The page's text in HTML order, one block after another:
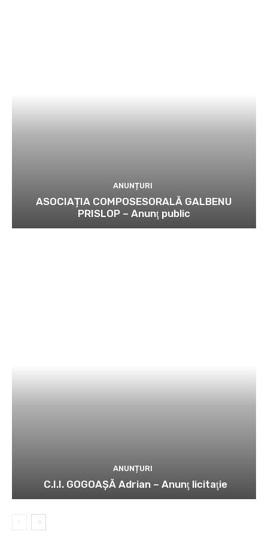
ANUNȚURI
ASOCIAȚIA COMPOSESORALĂ GALBENU
PRISLOP – Anunţ public
ANUNȚURI
C.I.I. GOGOAŞĂ Adrian – Anunţ licitaţie